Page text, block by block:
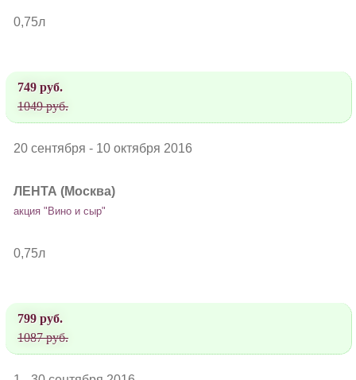
0,75л
749 руб.
1049 руб.
20 сентября - 10 октября 2016
ЛЕНТА (Москва)
акция "Вино и сыр"
0,75л
799 руб.
1087 руб.